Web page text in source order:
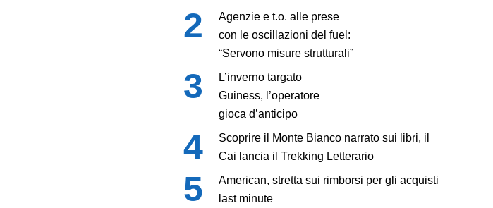
Agenzie e t.o. alle prese
con le oscillazioni del fuel:
“Servono misure strutturali”
L’inverno targato
Guiness, l’operatore
gioca d’anticipo
Scoprire il Monte Bianco narrato sui libri, il
Cai lancia il Trekking Letterario
American, stretta sui rimborsi per gli acquisti
last minute